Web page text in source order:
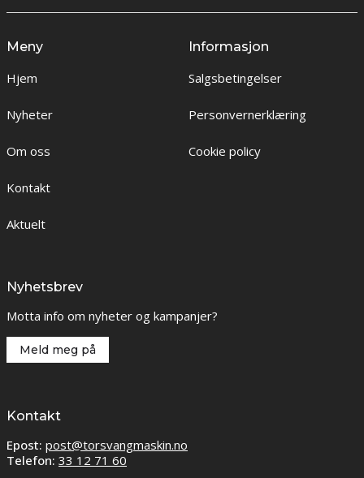
Meny
Hjem
Nyheter
Om oss
Kontakt
Aktuelt
Informasjon
Salgsbetingelser
Personvernerklæring
Cookie policy
Nyhetsbrev
Motta info om nyheter og kampanjer?
Meld meg på
Kontakt
Epost: post@torsvangmaskin.no
Telefon: 33 12 71 60